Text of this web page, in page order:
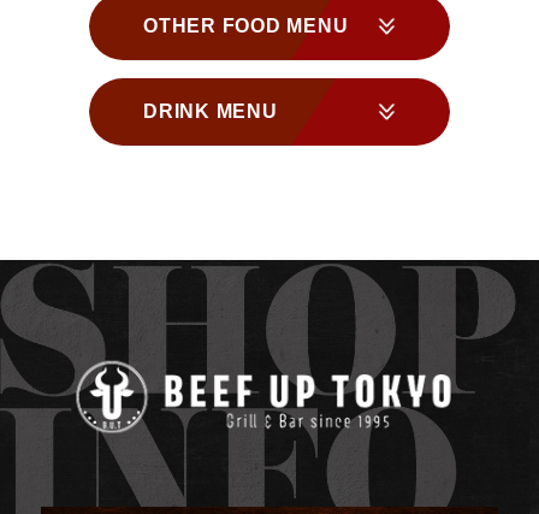
OTHER FOOD MENU
DRINK MENU